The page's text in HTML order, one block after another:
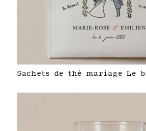
Sachets de thé mariage Le